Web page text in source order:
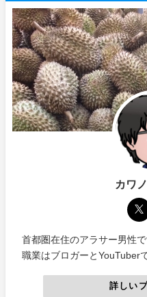
カワ
首都圏在住のアラサー男性で
職業はブロガーとYouTuber
詳しい